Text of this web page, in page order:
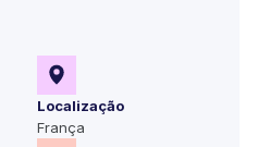
Localização
França